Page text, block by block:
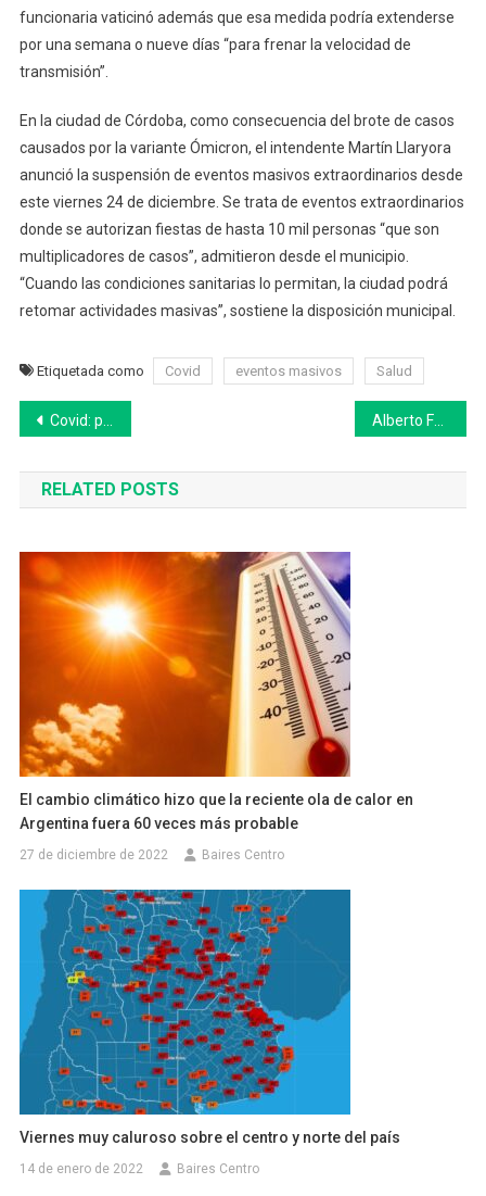
Covid
funcionaria vaticinó además que esa medida podría extenderse
por una semana o nueve días “para frenar la velocidad de
transmisión”.
En la ciudad de Córdoba, como consecuencia del brote de casos
causados por la variante Ómicron, el intendente Martín Llaryora
anunció la suspensión de eventos masivos extraordinarios desde
este viernes 24 de diciembre. Se trata de eventos extraordinarios
donde se autorizan fiestas de hasta 10 mil personas “que son
multiplicadores de casos”, admitieron desde el municipio.
“Cuando las condiciones sanitarias lo permitan, la ciudad podrá
retomar actividades masivas”, sostiene la disposición municipal.
Etiquetada como Covid eventos masivos Salud
Navegación
de
entradas
Covid: prorrogaron la emergencia sanitaria hasta el 31 de diciembre de 2022
RELATED POSTS
El cambio climático hizo que la reciente ola de calor en
Argentina fuera 60 veces más probable
27 de diciembre de 2022 Baires Centro
Viernes muy caluroso sobre el centro y norte del país
14 de enero de 2022 Baires Centro